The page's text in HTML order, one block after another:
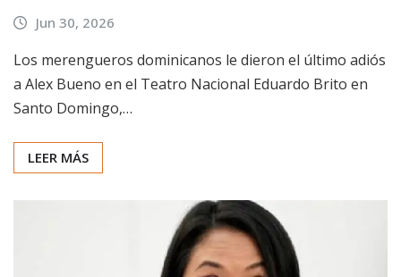
Jun 30, 2026
Los merengueros dominicanos le dieron el último adiós
a Alex Bueno en el Teatro Nacional Eduardo Brito en
Santo Domingo,…
LEER MÁS